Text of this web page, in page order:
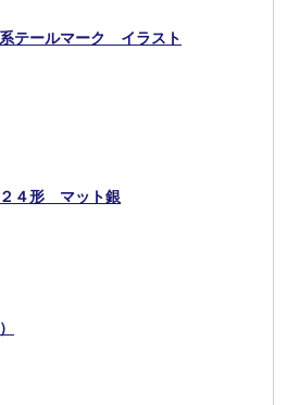
テールマーク イラスト
４形 マット銀